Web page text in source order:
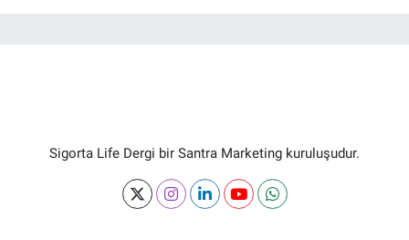
Sigorta Life Dergi bir Santra Marketing kuruluşudur.